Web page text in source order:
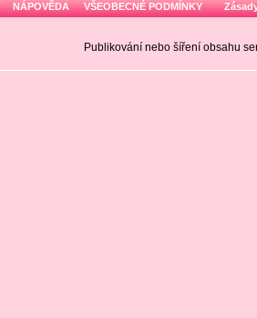
NÁPOVĚDA VŠEOBECNÉ PODMÍNKY
Publikování nebo šíření obsahu